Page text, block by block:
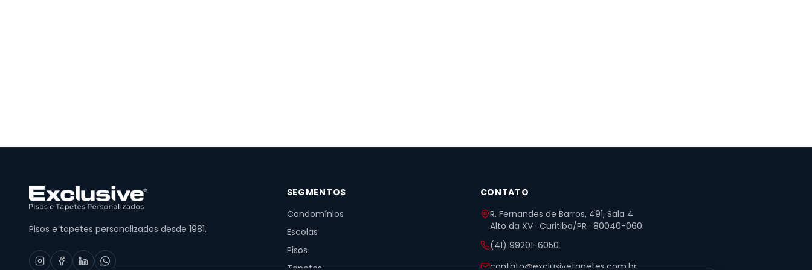
Pisos e tapetes personalizados desde 1981.
SEGMENTOS
Condomínios
Escolas
Pisos
CONTATO
R. Fernandes de Barros, 491, Sala 4
Alto da XV · Curitiba/PR · 80040-060
(41) 99201-6050
contato@exclusivetapetes.com.br